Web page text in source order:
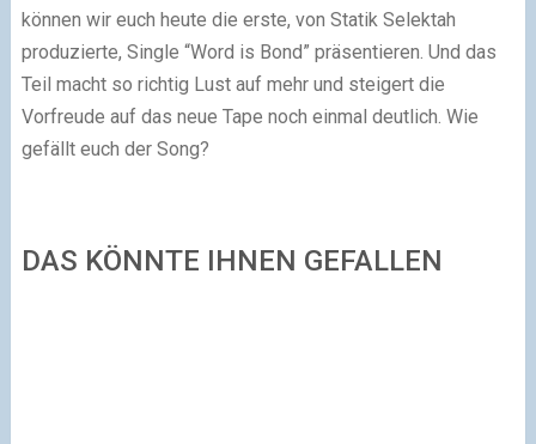
können wir euch heute die erste, von Statik Selektah
produzierte, Single “Word is Bond” präsentieren. Und das
Teil macht so richtig Lust auf mehr und steigert die
Vorfreude auf das neue Tape noch einmal deutlich. Wie
gefällt euch der Song?
DAS KÖNNTE IHNEN GEFALLEN